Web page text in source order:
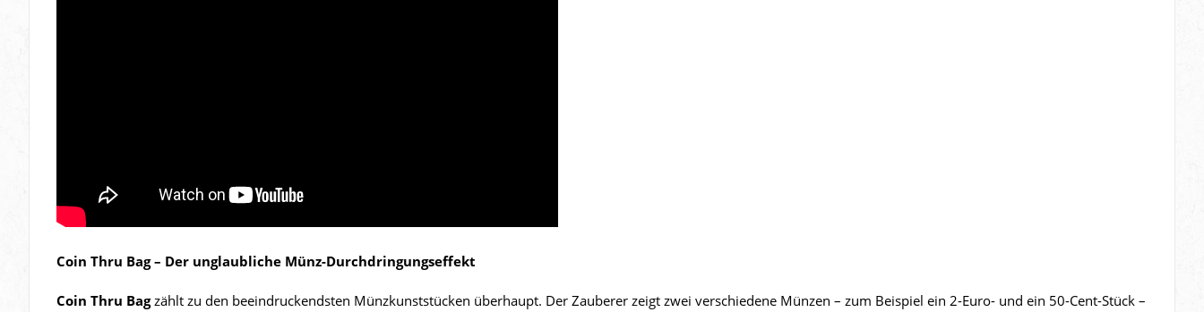
Coin Thru Bag – Der unglaubliche Münz-Durchdringungseffekt
Coin Thru Bagzählt zu den beeindruckendsten Münzkunststücken überhaupt. Der Zauberer zeigt zwei verschiedene Münzen – zum Beispiel ein 2-Euro- und ein 50-Cent-Stück –